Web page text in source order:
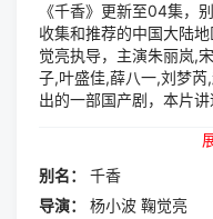
《千香》更新至04集，
收集和推荐的中国大陆
觉亮执导，主演朱丽岚,
子,叶盛佳,薛八一,刘梦
出的一部国产剧，本片
仙、妖、魔三族为之陷
的大哥，有意接近青丘
雏凤书院修...
别名：
千香
导演：
杨小波 鞠觉亮